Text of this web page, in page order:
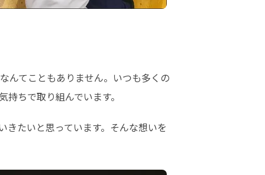
んてこともありません。いつも多くの
ちで取り組んでいます。
たいと思っています。そんな想いを